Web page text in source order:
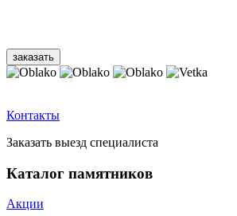
Контакты
Заказать выезд специалиста
Каталог памятников
Акции